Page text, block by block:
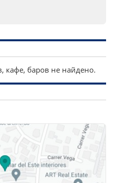
кафе, баров не найдено.